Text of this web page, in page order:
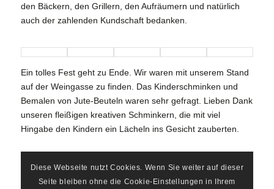
den Bäckern, den Grillern, den Aufräumern und natürlich
auch der zahlenden Kundschaft bedanken.
Ein tolles Fest geht zu Ende. Wir waren mit unserem Stand
auf der Weingasse zu finden. Das Kinderschminken und
Bemalen von Jute-Beuteln waren sehr gefragt. Lieben Dank
unseren fleißigen kreativen Schminkern, die mit viel
Hingabe den Kindern ein Lächeln ins Gesicht zauberten.
Diese Webseite nutzt Cookies. Wenn Sie weiter auf dieser
Seite bleiben ohne die Cookie-Einstellungen in Ihrem